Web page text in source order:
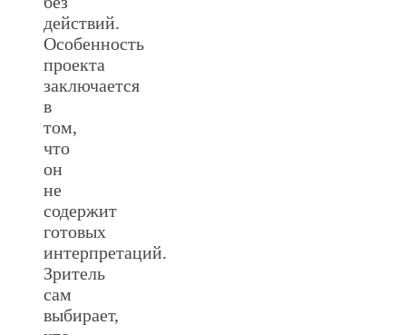
действий.
Особенность
проекта
заключается
в
том,
что
он
не
содержит
готовых
интерпретаций.
Зритель
сам
выбирает,